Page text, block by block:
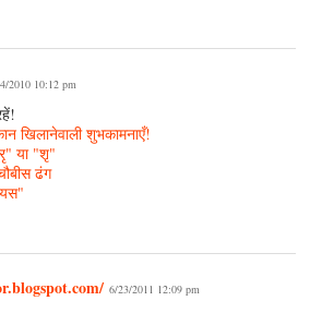
2010 10:12 pm
खिलानेवाली शुभकामनाएँ!
या "शृ"
ढंग
6/23/2011 12:09 pm